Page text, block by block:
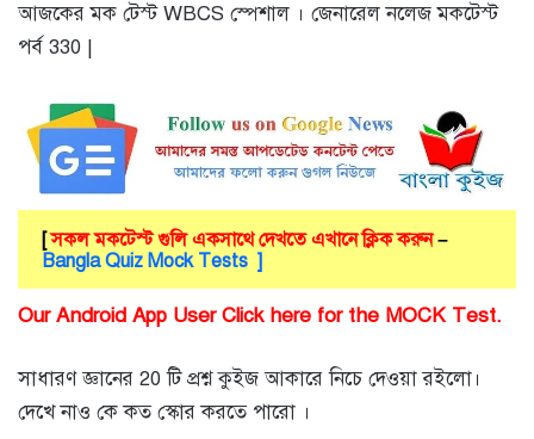
আজকের মক টেস্ট WBCS স্পেশাল । জেনারেল নলেজ মকটেস্ট
পর্ব 330 |
[সকল মকটেস্ট গুলি একসাথে দেখতে এখানে ক্লিক করুন–
Bangla Quiz Mock Tests ]
Our Android App User Click here for the MOCK Test.
সাধারণ জ্ঞানের 20 টি প্রশ্ন কুইজ আকারে নিচে দেওয়া রইলো।
দেখে নাও কে কত স্কোর করতে পারো ।